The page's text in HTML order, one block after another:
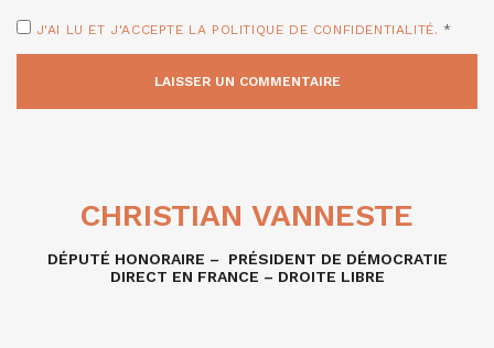
J'AI LU ET J'ACCEPTE LA POLITIQUE DE CONFIDENTIALITÉ. *
CHRISTIAN VANNESTE
DÉPUTÉ HONORAIRE – PRÉSIDENT DE DÉMOCRATIE
DIRECT EN FRANCE – DROITE LIBRE